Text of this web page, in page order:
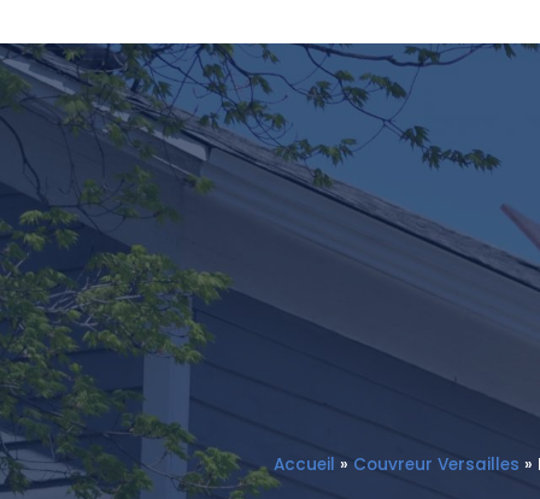
Accueil » Couvreur Versailles »